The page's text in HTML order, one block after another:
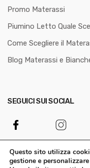
Promo Materassi
Piumino Letto Quale
Come Scegliere il
Blog Materassi e
SEGUICI SUI SOCIAL
Questo sito utilizza
gestione e